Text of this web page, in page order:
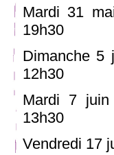
Mardi 31
19h30
Dimanche 5
12h30
Mardi 7
13h30
Vendredi 17